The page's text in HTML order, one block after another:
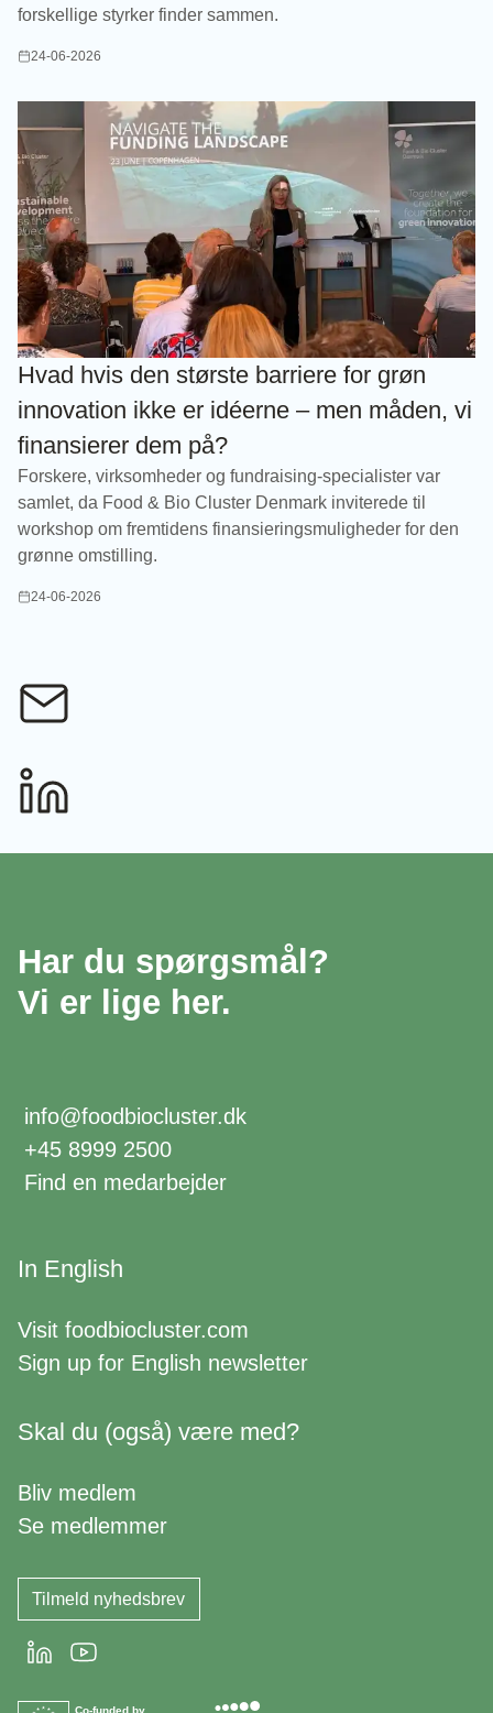
forskellige styrker finder sammen.
24-06-2026
Hvad hvis den største barriere for grøn
innovation ikke er idéerne – men måden, vi
finansierer dem på?
Forskere, virksomheder og fundraising-specialister var
samlet, da Food & Bio Cluster Denmark inviterede til
workshop om fremtidens finansieringsmuligheder for den
grønne omstilling.
24-06-2026
Har du spørgsmål?
Vi er lige her.
info@foodbiocluster.dk
+45 8999 2500
Find en medarbejder
In English
Visit foodbiocluster.com
Sign up for English newsletter
Skal du (også) være med?
Bliv medlem
Se medlemmer
Tilmeld nyhedsbrev
LinkedInYoutube
Co-funded by